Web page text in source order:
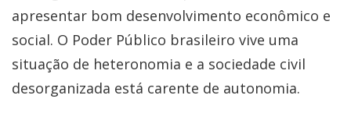
apresentar bom desenvolvimento econômico e
social. O Poder Público brasileiro vive uma
situação de heteronomia e a sociedade civil
desorganizada está carente de autonomia.